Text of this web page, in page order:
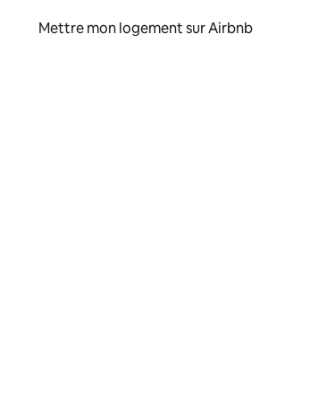
Mettre mon logement sur Airbnb